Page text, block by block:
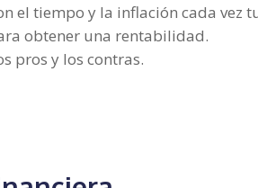
el tiempo y la inflación cada vez
obtener una rentabilidad.
pros y los contras.